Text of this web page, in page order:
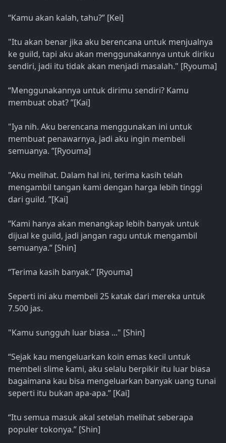
“Kamu akan kalah, tahu?” [Kei]
"Itu akan benar jika aku berencana untuk menjualnya
ke guild, tapi aku akan menggunakannya untuk diriku
sendiri, jadi itu tidak akan menjadi masalah." [Ryouma]
“Menggunakannya untuk dirimu sendiri? Kamu
membuat obat? ”[Kai]
"Iya nih. Aku berencana menggunakan ini untuk
membuat penawarnya, jadi aku ingin membeli
semuanya. ”[Ryouma]
"Aku melihat. Dalam hal ini, terima kasih telah
mengambil tangan kami dengan harga lebih tinggi
dari guild. ”[Kai]
“Kami hanya akan menangkap lebih banyak untuk
dijual ke guild, jadi jangan ragu untuk mengambil
semuanya.” [Shin]
“Terima kasih banyak.” [Ryouma]
Seperti ini aku membeli 25 katak dari mereka untuk
7.500 jas.
"Kamu sungguh luar biasa ..." [Shin]
“Sejak kau mengeluarkan koin emas kecil untuk
membeli slime kami, aku selalu berpikir itu luar biasa
bagaimana kau bisa mengeluarkan banyak uang tunai
seperti itu bukan apa-apa.” [Kai]
“Itu semua masuk akal setelah melihat seberapa
populer tokonya.” [Shin]